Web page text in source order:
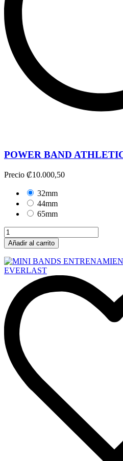
POWER BAND
Precio ₡10.000,50
32mm
44mm
65mm
Añadir al carrito